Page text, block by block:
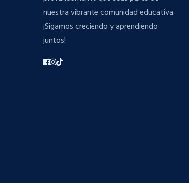
nuestra vibrante comunidad educativa.
¡Sigamos creciendo y aprendiendo
juntos!